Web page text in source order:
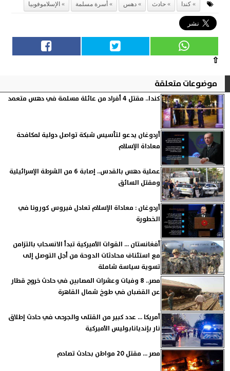
كندا حادث دهس أسرة مسلمة الإسلاموفوبيا
⇧
موضوعات متعلقة
كندا.. مقتل 4 أفراد من عائلة مسلمة في دهس متعمد
أردوغان يدعو لتأسيس شبكة تواصل دولية لمكافحة
معاداة الإسلام
عملية دهس بالقدس.. إصابة 6 من الشرطة الإسرائيلية
ومقتل السائق
أردوغان : معاداة الإسلام تعادل فيروس كورونا في
الخطورة
أفغانستان ... القوات الأميركية تبدأ الانسحاب بالتزامن
مع استئناف محادثات الدوحة من أجل التوصل إلى
تسوية سياسة شاملة
مصر.. 8 وفيات وعشرات المصابين في حادث خروج قطار
عن القضبان في طوخ شمال القاهرة
أمريكا ... عدد كبير من القتلى والجرحى في حادث إطلاق
نار بإنديانابوليس الأميركية
مصر ... مقتل 20 مواطن بحادث تصادم